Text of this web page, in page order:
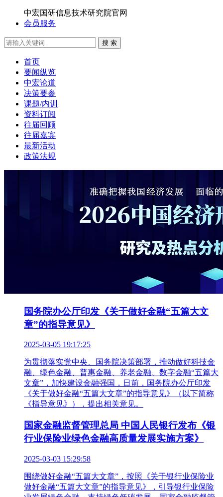
中宏国研信息技术研究院官网
会员服务
搜 索
首页
要闻纵览
中宏论道
决策要参
课题/内训
资料订阅
往届回顾
往届嘉宾
最新活动
政策法规
国务院办公厅印发《关于做好金融“五篇大文
章”的指导意见》
2025-03-05 19:17:25
为贯彻落实党中央、国务院决策部署，推动做好科技金
融、绿色金融、普惠金融、养老金融、数字金融“五篇大
文章”，加快建设金融强国，日前，国务院办公厅印发
《关于做好金融“五篇大文章”的指导意见》（以下简称
《指导意见》），提出相关意见。
国家金融监督管理总局 中国人民银行发布《银
行业保险业绿色金融高质量发展实施方案》
2025-03-03 15:29:58
围绕做好金融“五篇大文章”，按照《关于银行业保险业
做好金融“五篇大文章”的指导意见》，引导银行业保险